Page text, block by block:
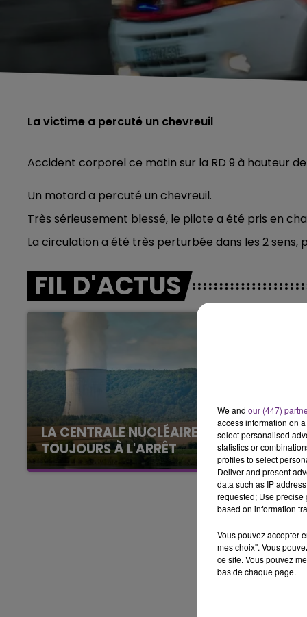
La victime a percuté un chevreuil
Accident corporel ce matin sur la RD 9 à hauteur
Un motard a percuté un chevreuil.
Très sérieusement blessé, le pilote a été pris en
La circulation a été très perturbée dans les 2
FIL D'ACTUS
LA CENTRALE NUCLÉAIRE DE CHOOZ
TOUJOURS À L'ARRÊT
Cela fait déjà une semaine que la centrale
nucléaire ardennaise est à l'arrêt. Une situation
justifiée par la sécheresse intense qui est
We and our (447)
access information on
select personalised
statistics or
profiles to select
Deliver and present
data such as IP
requested; Use precise
based on information
Vous pouvez accepter
mes choix". Vous
ce site. Vous pouvez
bas de chaque page.